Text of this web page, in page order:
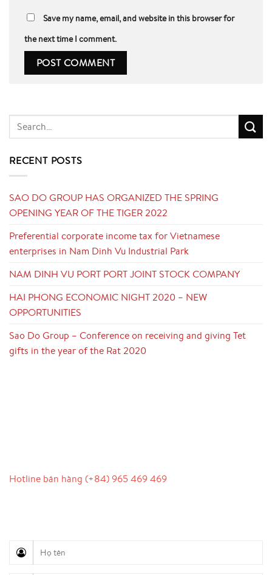
Save my name, email, and website in this browser for
the next time I comment.
RECENT POSTS
SAO DO GROUP HAS ORGANIZED THE SPRING
OPENING YEAR OF THE TIGER 2022
Preferential corporate income tax for Vietnamese
enterprises in Nam Dinh Vu Industrial Park
NAM DINH VU PORT PORT JOINT STOCK COMPANY
HAI PHONG ECONOMIC NIGHT 2020 – NEW
OPPORTUNITIES
Sao Do Group – Conference on receiving and giving Tet
gifts in the year of the Rat 2020
Hotline bán hàng (+84) 965 469 469